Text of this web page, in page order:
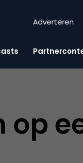
Adverteren
op